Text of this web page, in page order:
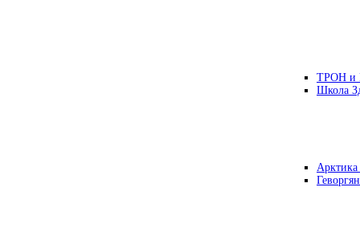
ТРОН и
Школа